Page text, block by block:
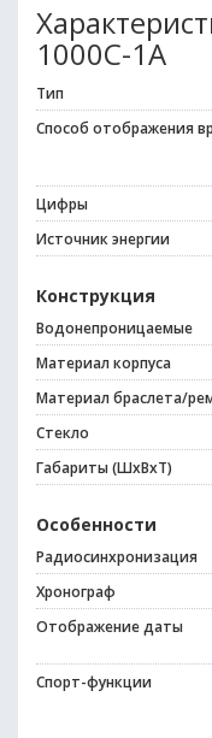
1000C-1A
Тип
Способ отображения
Цифры
Источник энергии
Конструкция
Водонепроницаемые
Материал корпуса
Материал браслета/
Стекло
Габариты (ШхВхТ)
Особенности
Радиосинхронизация
Хронограф
Отображение даты
Спорт-функции